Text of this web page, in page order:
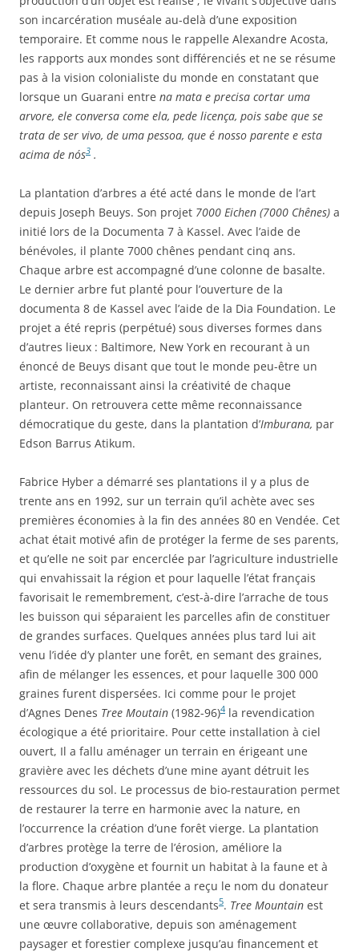
son incarcération muséale au-delà d’une exposition
temporaire. Et comme nous le rappelle Alexandre Acosta,
les rapports aux mondes sont différenciés et ne se résume
pas à la vision colonialiste du monde en constatant que
lorsque un Guarani entre na mata e precisa cortar uma
arvore, ele conversa come ela, pede licença, pois sabe que se
trata de ser vivo, de uma pessoa, que é nosso parente e esta
acima de nós3 .
La plantation d’arbres a été acté dans le monde de l’art
depuis Joseph Beuys. Son projet 7000 Eichen (7000 Chênes) a
initié lors de la Documenta 7 à Kassel. Avec l’aide de
bénévoles, il plante 7000 chênes pendant cinq ans.
Chaque arbre est accompagné d’une colonne de basalte.
Le dernier arbre fut planté pour l’ouverture de la
documenta 8 de Kassel avec l’aide de la Dia Foundation. Le
projet a été repris (perpétué) sous diverses formes dans
d’autres lieux : Baltimore, New York en recourant à un
énoncé de Beuys disant que tout le monde peu-être un
artiste, reconnaissant ainsi la créativité de chaque
planteur. On retrouvera cette même reconnaissance
démocratique du geste, dans la plantation d’Imburana, par
Edson Barrus Atikum.
Fabrice Hyber a démarré ses plantations il y a plus de
trente ans en 1992, sur un terrain qu’il achète avec ses
premières économies à la fin des années 80 en Vendée. Cet
achat était motivé afin de protéger la ferme de ses parents,
et qu’elle ne soit par encerclée par l’agriculture industrielle
qui envahissait la région et pour laquelle l’état français
favorisait le remembrement, c’est-à-dire l’arrache de tous
les buisson qui séparaient les parcelles afin de constituer
de grandes surfaces. Quelques années plus tard lui ait
venu l’idée d’y planter une forêt, en semant des graines,
afin de mélanger les essences, et pour laquelle 300 000
graines furent dispersées. Ici comme pour le projet
d’Agnes Denes Tree Moutain (1982-96)4 la revendication
écologique a été prioritaire. Pour cette installation à ciel
ouvert, Il a fallu aménager un terrain en érigeant une
gravière avec les déchets d’une mine ayant détruit les
ressources du sol. Le processus de bio-restauration permet
de restaurer la terre en harmonie avec la nature, en
l’occurrence la création d’une forêt vierge. La plantation
d’arbres protège la terre de l’érosion, améliore la
production d’oxygène et fournit un habitat à la faune et à
la flore. Chaque arbre plantée a reçu le nom du donateur
et sera transmis à leurs descendants5. Tree Mountain est
une œuvre collaborative, depuis son aménagement
paysager et forestier complexe jusqu’au financement et